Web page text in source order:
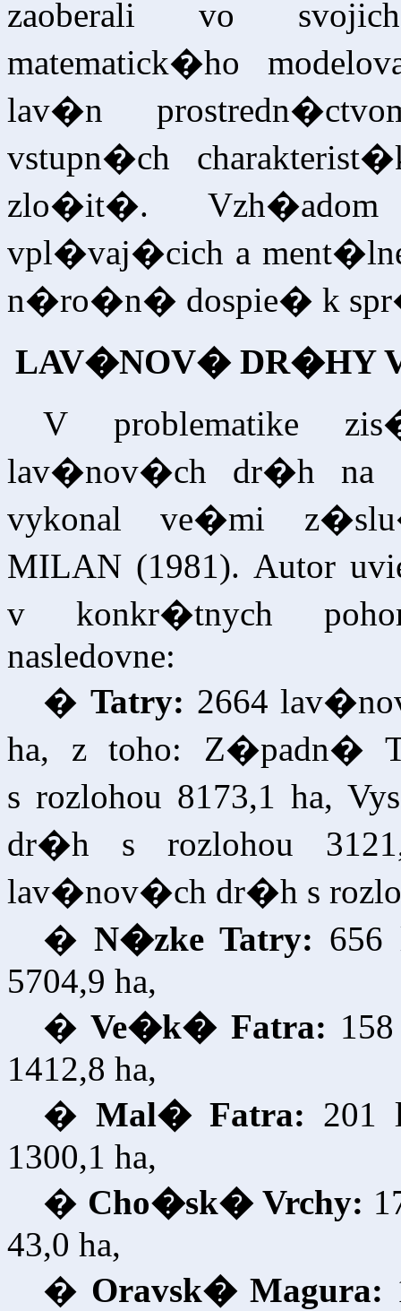
zaoberali vo
matematick�ho
lav�n
vstupn�ch
zlo�it�.
vpl�vaj�cich a
n�ro�n� dospie� k
LAV�NOV� DR�HY V
V problematike
lav�nov�ch dr�h na
vykonal ve�mi
MILAN (1981). Autor
v konkr�tnych
nasledovne:
� Tatry: 2664
ha, z toho: Z�padn�
s rozlohou 8173,1 ha,
dr�h s rozlohou
lav�nov�ch dr�h s
�N�zke Tatry:
5704,9 ha,
� Ve�k� Fatra:
1412,8 ha,
� Mal� Fatra: 201
1300,1 ha,
� Cho�sk� Vrchy:
43,0 ha,
� Oravsk� Magura: